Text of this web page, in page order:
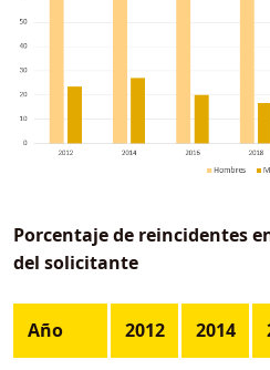
Porcentaje de reincidentes
del solicitante
Año 2012 2014